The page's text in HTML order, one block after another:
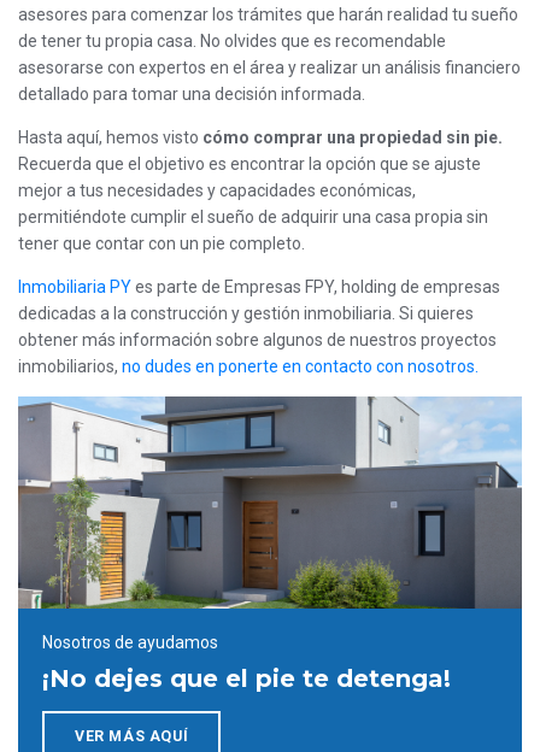
asesores para comenzar los trámites que harán realidad tu sueño
de tener tu propia casa. No olvides que es recomendable
asesorarse con expertos en el área y realizar un análisis financiero
detallado para tomar una decisión informada.
Hasta aquí, hemos visto cómo comprar una propiedad sin pie.
Recuerda que el objetivo es encontrar la opción que se ajuste
mejor a tus necesidades y capacidades económicas,
permitiéndote cumplir el sueño de adquirir una casa propia sin
tener que contar con un pie completo.
Inmobiliaria PYes parte de Empresas FPY, holding de empresas
dedicadas a la construcción y gestión inmobiliaria. Si quieres
obtener más información sobre algunos de nuestros proyectos
inmobiliarios, no dudes en ponerte en contacto con nosotros.
Nosotros de ayudamos
¡No dejes que el pie te detenga!
VER MÁS AQUÍ